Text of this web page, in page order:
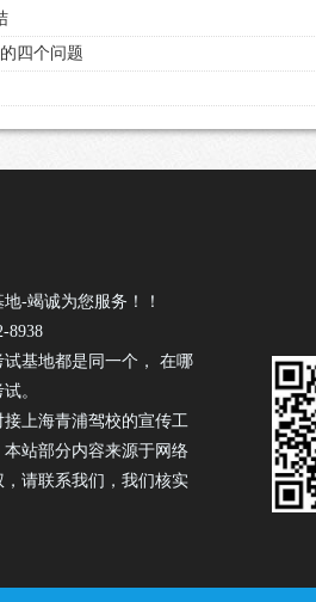
四个问题
-竭诚为您服务！！
8938
基地都是同一个， 在哪
。
接上海青浦驾校的宣传工
站部分内容来源于网络
请联系我们，我们核实